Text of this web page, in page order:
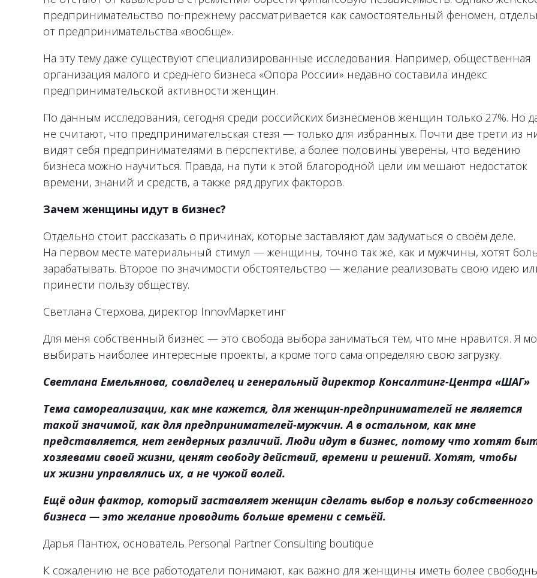
предпринимательство по-прежнему рассматривается как самостоятельный феномен,
от предпринимательства «вообще».
На эту тему даже существуют специализированные исследования. Например, общественная
организация малого и среднего бизнеса «Опора России» недавно составила индекс
предпринимательской активности женщин.
По данным исследования, сегодня среди российских бизнесменов женщин только 27%. Но
не считают, что предпринимательская стезя — только для избранных. Почти две трети из
видят себя предпринимателями в перспективе, а более половины уверены, что ведению
бизнеса можно научиться. Правда, на пути к этой благородной цели им мешают недостаток
времени, знаний и средств, а также ряд других факторов.
Зачем женщины идут в бизнес?
Отдельно стоит рассказать о причинах, которые заставляют дам задуматься о своём деле.
На первом месте материальный стимул — женщины, точно так же, как и мужчины, хотят
зарабатывать. Второе по значимости обстоятельство — желание реализовать свою идею
принести пользу обществу.
Светлана Стерхова, директор InnovМаркетинг
Для меня собственный бизнес — это свобода выбора заниматься тем, что мне нравится. Я
выбирать наиболее интересные проекты, а кроме того сама определяю свою загрузку.
Светлана Емельянова, совладелец и генеральный директор Консалтинг-Центра «ШАГ»
Тема самореализации, как мне кажется, для женщин-предпринимателей не является
такой значимой, как для предпринимателей-мужчин. А в остальном, как мне
представляется, нет гендерных различий. Люди идут в бизнес, потому что хотят
хозяевами своей жизни, ценят свободу действий, времени и решений. Хотят, чтобы
их жизни управлялись их, а не чужой волей.
Ещё один фактор, который заставляет женщин сделать выбор в пользу собственного
бизнеса — это желание проводить больше времени с семьёй.
Дарья Пантюх, основатель Personal Partner Consulting boutique
К сожалению не все работодатели понимают, как важно для женщины иметь более